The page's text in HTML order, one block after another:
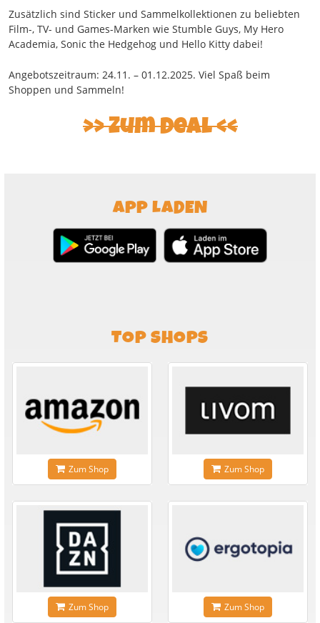
Zusätzlich sind Sticker und Sammelkollektionen zu beliebten
Film-, TV- und Games-Marken wie Stumble Guys, My Hero
Academia, Sonic the Hedgehog und Hello Kitty dabei!
Angebotszeitraum: 24.11. – 01.12.2025. Viel Spaß beim
Shoppen und Sammeln!
Zum Deal
APP LADEN
TOP SHOPS
Zum Shop Zum Shop
Zum Shop Zum Shop